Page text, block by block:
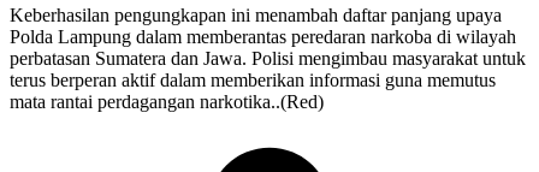
Keberhasilan pengungkapan ini menambah daftar panjang upaya
Polda Lampung dalam memberantas peredaran narkoba di wilayah
perbatasan Sumatera dan Jawa. Polisi mengimbau masyarakat untuk
terus berperan aktif dalam memberikan informasi guna memutus
mata rantai perdagangan narkotika..(Red)